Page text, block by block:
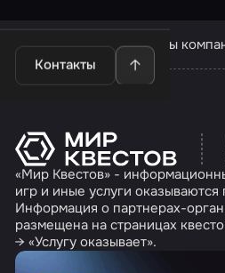
Контакты
Квесты в Казани Квесты
«Мир Квестов» -
игр и иные услуги
Информация о партнерах-
размещена на страницах
→ «Услугу оказывает».